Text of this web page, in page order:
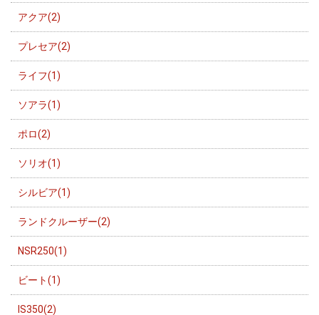
アクア(2)
プレセア(2)
ライフ(1)
ソアラ(1)
ポロ(2)
ソリオ(1)
シルビア(1)
ランドクルーザー(2)
NSR250(1)
ビート(1)
IS350(2)